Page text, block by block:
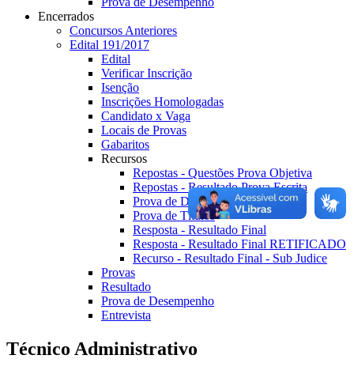
Encerrados
Concursos Anteriores
Edital 191/2017
Edital
Verificar Inscrição
Isenção
Inscrições Homologadas
Candidato x Vaga
Locais de Provas
Gabaritos
Recursos
Repostas - Questões Prova Objetiva
Repostas - Resultado Prova Escrita
Prova de Desempenho
Prova de Títulos
Resposta - Resultado Final
Resposta - Resultado Final RETIFICADO
Recurso - Resultado Final - Sub Judice
Provas
Resultado
Prova de Desempenho
Entrevista
Técnico Administrativo